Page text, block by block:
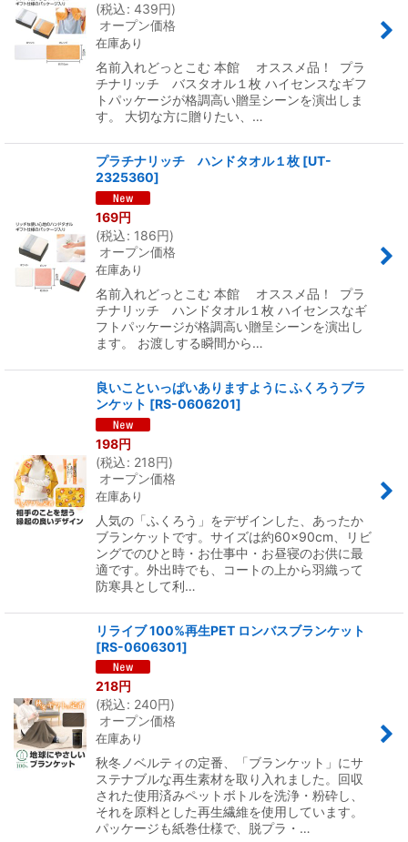
(税込: 439円)
オープン価格
在庫あり
名前入れどっとこむ 本館 オススメ品！ プラ
チナリッチ バスタオル１枚 ハイセンスなギフ
トパッケージが格調高い贈呈シーンを演出しま
す。 大切な方に贈りたい、…
プラチナリッチ ハンドタオル１枚 [UT-
2325360]
169円
(税込: 186円)
オープン価格
在庫あり
名前入れどっとこむ 本館 オススメ品！ プラ
チナリッチ ハンドタオル１枚 ハイセンスなギ
フトパッケージが格調高い贈呈シーンを演出し
ます。 お渡しする瞬間から…
良いこといっぱいありますように ふくろうブラ
ンケット [RS-0606201]
198円
(税込: 218円)
オープン価格
在庫あり
人気の「ふくろう」をデザインした、あったか
ブランケットです。サイズは約60×90cm、リビ
ングでのひと時・お仕事中・お昼寝のお供に最
適です。外出時でも、コートの上から羽織って
防寒具として利…
リライブ 100%再生PET ロンバスブランケット
[RS-0606301]
218円
(税込: 240円)
オープン価格
在庫あり
秋冬ノベルティの定番、「ブランケット」にサ
ステナブルな再生素材を取り入れました。回収
された使用済みペットボトルを洗浄・粉砕し、
それを原料とした再生繊維を使用しています。
パッケージも紙巻仕様で、脱プラ・…